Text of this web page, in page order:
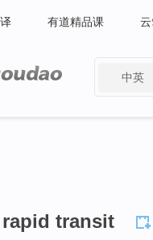
有道精品课
中英
transit